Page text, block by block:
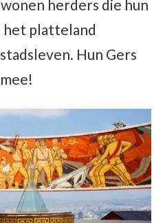
herders die hun
het platteland
Hun Gers